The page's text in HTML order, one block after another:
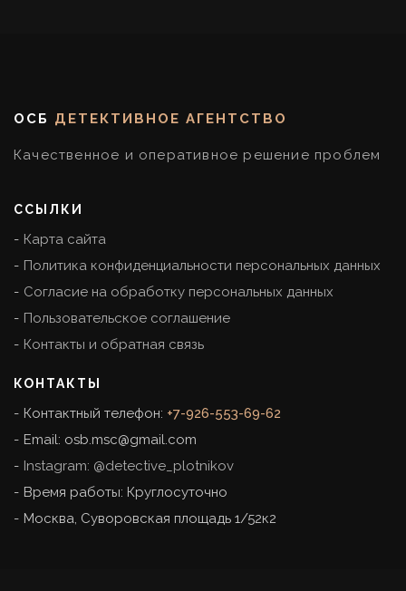
ОСБ ДЕТЕКТИВНОЕ АГЕНТСТВО
Качественное и оперативное решение проблем
ССЫЛКИ
Карта сайта
Политика конфиденциальности персональных данных
Согласие на обработку персональных данных
Пользовательское соглашение
Контакты и обратная связь
КОНТАКТЫ
Контактный телефон: +7-926-553-69-62
Email: osb.msc@gmail.com
Instagram: @detective_plotnikov
Время работы: Круглосуточно
Москва, Суворовская площадь 1/52к2